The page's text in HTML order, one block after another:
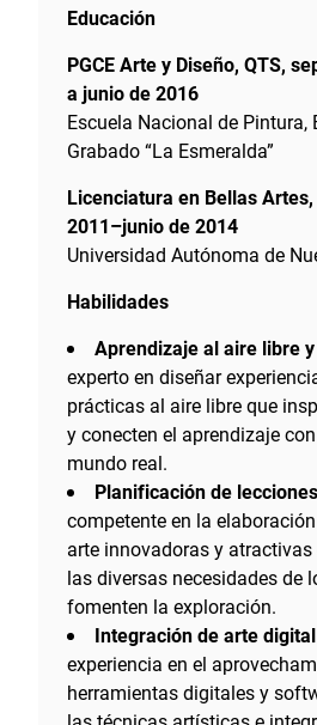
Educación
PGCE Arte y Diseño, QTS,
a junio de 2016
Escuela Nacional de Pintura,
Grabado “La Esmeralda”
Licenciatura en Bellas
2011–junio de 2014
Universidad Autónoma de
Habilidades
Aprendizaje al aire libre
experto en diseñar
prácticas al aire libre que
y conecten el aprendizaje
mundo real.
Planificación de
competente en la
arte innovadoras y
las diversas necesidades de
fomenten la exploración.
Integración de arte
experiencia en el
herramientas digitales y